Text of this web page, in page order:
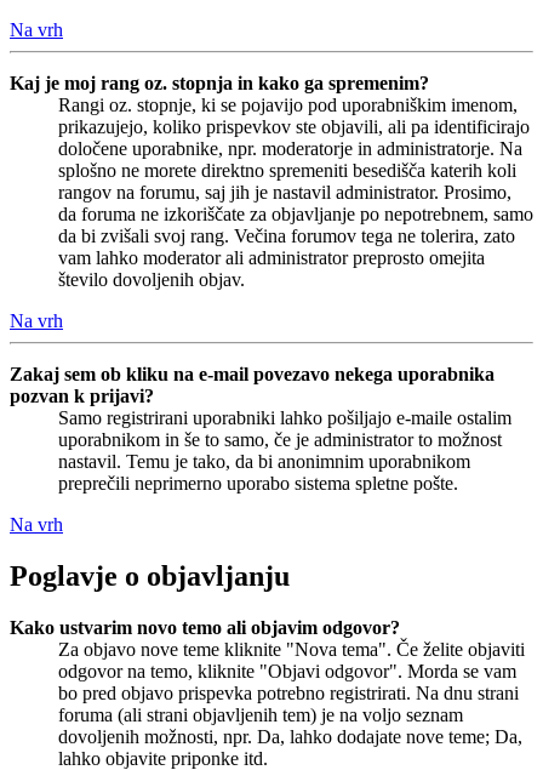
Na vrh
Kaj je moj rang oz. stopnja in kako ga spremenim?
Rangi oz. stopnje, ki se pojavijo pod uporabniškim imenom,
prikazujejo, koliko prispevkov ste objavili, ali pa identificirajo
določene uporabnike, npr. moderatorje in administratorje. Na
splošno ne morete direktno spremeniti besedišča katerih koli
rangov na forumu, saj jih je nastavil administrator. Prosimo,
da foruma ne izkoriščate za objavljanje po nepotrebnem, samo
da bi zvišali svoj rang. Večina forumov tega ne tolerira, zato
vam lahko moderator ali administrator preprosto omejita
število dovoljenih objav.
Na vrh
Zakaj sem ob kliku na e-mail povezavo nekega uporabnika
pozvan k prijavi?
Samo registrirani uporabniki lahko pošiljajo e-maile ostalim
uporabnikom in še to samo, če je administrator to možnost
nastavil. Temu je tako, da bi anonimnim uporabnikom
preprečili neprimerno uporabo sistema spletne pošte.
Na vrh
Poglavje o objavljanju
Kako ustvarim novo temo ali objavim odgovor?
Za objavo nove teme kliknite "Nova tema". Če želite objaviti
odgovor na temo, kliknite "Objavi odgovor". Morda se vam
bo pred objavo prispevka potrebno registrirati. Na dnu strani
foruma (ali strani objavljenih tem) je na voljo seznam
dovoljenih možnosti, npr. Da, lahko dodajate nove teme; Da,
lahko objavite priponke itd.